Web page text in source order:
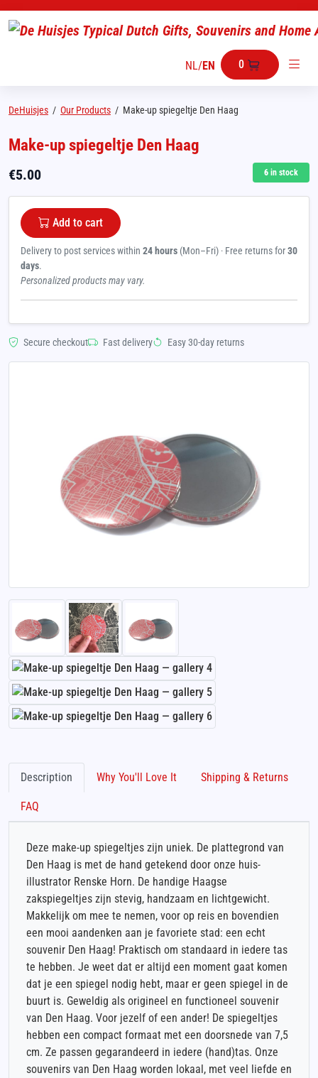
NL/EN 0
DeHuisjes / Our Products / Make-up spiegeltje Den Haag
Make-up spiegeltje Den Haag
€5.00 6 in stock
Add to cart
Delivery to post services within 24 hours (Mon–Fri) · Free returns for30
days.
Personalized products may vary.
Secure checkout Fast delivery Easy 30-day returns
Description Why You'll Love It Shipping & Returns
FAQ
Deze make-up spiegeltjes zijn uniek. De plattegrond van
Den Haag is met de hand getekend door onze huis-
illustrator Renske Horn. De handige Haagse
zakspiegeltjes zijn stevig, handzaam en lichtgewicht.
Makkelijk om mee te nemen, voor op reis en bovendien
een mooi aandenken aan je favoriete stad: een echt
souvenir Den Haag! Praktisch om standaard in iedere tas
te hebben. Je weet dat er altijd een moment gaat komen
dat je een spiegel nodig hebt, maar er geen spiegel in de
buurt is. Geweldig als origineel en functioneel souvenir
van Den Haag. Voor jezelf of een ander! De spiegeltjes
hebben een compact formaat met een doorsnede van 7,5
cm. Ze passen gegarandeerd in iedere (hand)tas. Onze
souvenirs van Den Haag worden lokaal, met veel liefde en